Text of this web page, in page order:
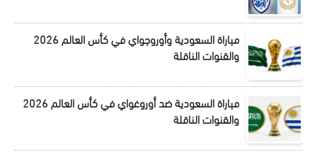
مباراة السعودية وأوروجواي في كأس العالم 2026
والقنوات الناقلة
مباراة السعودية ضد أوروغواي في كأس العالم 2026
والقنوات الناقلة